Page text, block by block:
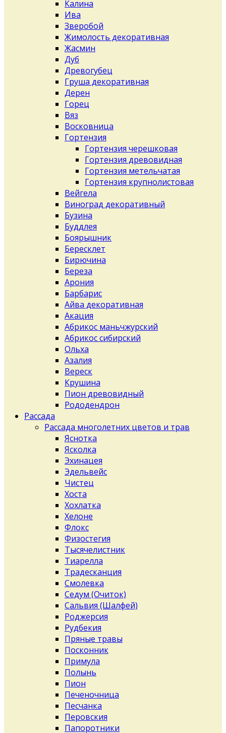
Калина
Ива
Зверобой
Жимолость декоративная
Жасмин
Дуб
Древогубец
Груша декоративная
Дерен
Горец
Вяз
Восковница
Гортензия
Гортензия черешковая
Гортензия древовидная
Гортензия метельчатая
Гортензия крупнолистовая
Вейгела
Виноград декоративный
Бузина
Буддлея
Боярышник
Бересклет
Бирючина
Береза
Арония
Барбарис
Айва декоративная
Акация
Абрикос маньчжурский
Абрикос сибирский
Ольха
Азалия
Вереск
Крушина
Пион древовидный
Рододендрон
Рассада
Рассада многолетних цветов и трав
Яснотка
Ясколка
Эхинацея
Эдельвейс
Чистец
Хоста
Хохлатка
Хелоне
Флокс
Физостегия
Тысячелистник
Тиарелла
Традесканция
Смолевка
Седум (Очиток)
Сальвия (Шалфей)
Роджерсия
Рудбекия
Пряные травы
Посконник
Примула
Полынь
Пион
Печеночница
Песчанка
Перовския
Папоротники